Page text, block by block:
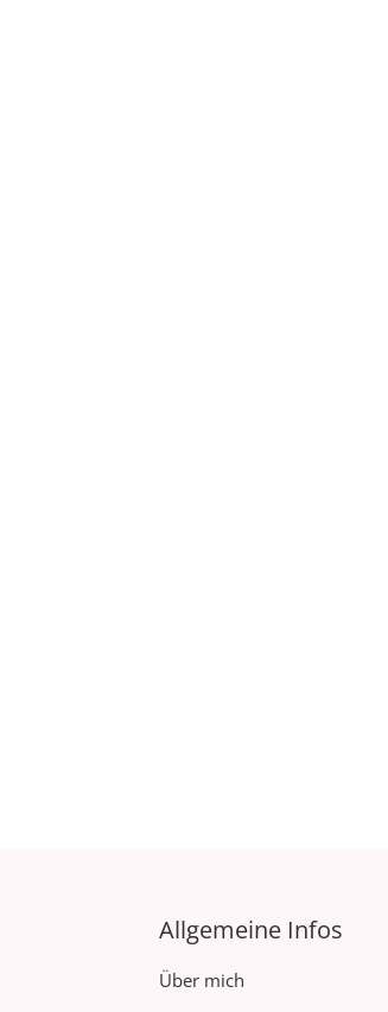
Allgemeine Infos
Über mich